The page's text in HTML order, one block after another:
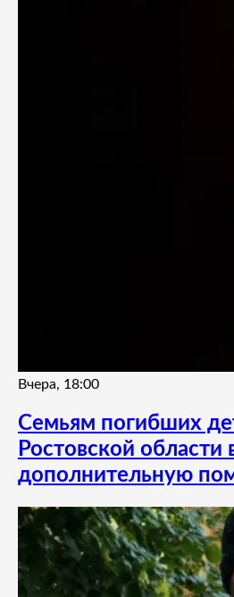
Вчера, 18:00
Семьям погибших
Ростовской области
дополнительную